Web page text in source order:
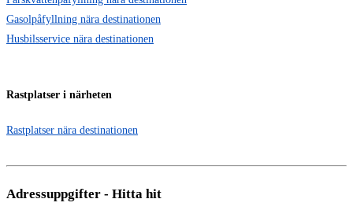
Gasolpåfyllning nära destinationen
Husbilsservice nära destinationen
Rastplatser i närheten
Rastplatser nära destinationen
Adressuppgifter - Hitta hit